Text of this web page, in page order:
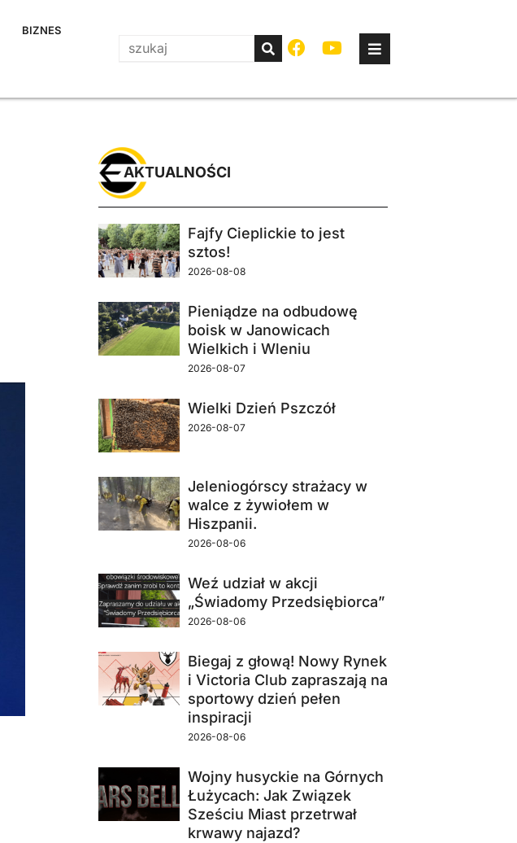
BIZNES
Fajfy Cieplickie to jest
sztos!
2026-08-08
Pieniądze na odbudowę
boisk w Janowicach
Wielkich i Wleniu
2026-08-07
Wielki Dzień Pszczół
2026-08-07
Jeleniogórscy strażacy w
walce z żywiołem w
Hiszpanii.
2026-08-06
Weź udział w akcji
„Świadomy Przedsiębiorca”
2026-08-06
Biegaj z głową! Nowy Rynek
i Victoria Club zapraszają na
sportowy dzień pełen
inspiracji
2026-08-06
Wojny husyckie na Górnych
Łużycach: Jak Związek
Sześciu Miast przetrwał
krwawy najazd?
AKTUALNOŚCI